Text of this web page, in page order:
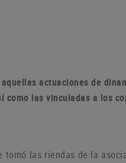
actuaciones de
como las vinculadas a los
tomó las riendas de la